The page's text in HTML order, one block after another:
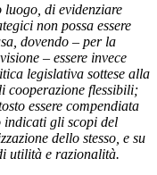
di evidenziare
non possa essere
dovendo – per la
– essere invece
legislativa sottese alla
cooperazione flessibili;
essere compendiata
indicati gli scopi del
dello stesso, e su
utilità e razionalità.